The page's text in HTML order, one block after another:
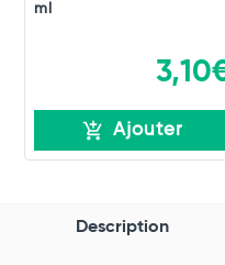
ml
Ajouter
Description